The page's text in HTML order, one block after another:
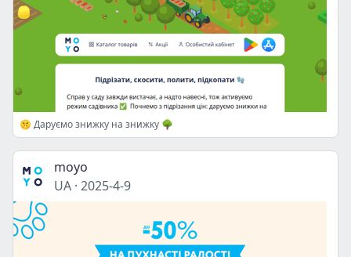
🤫 Даруємо знижку на знижку 🌳
moyo
UA · 2025-4-9